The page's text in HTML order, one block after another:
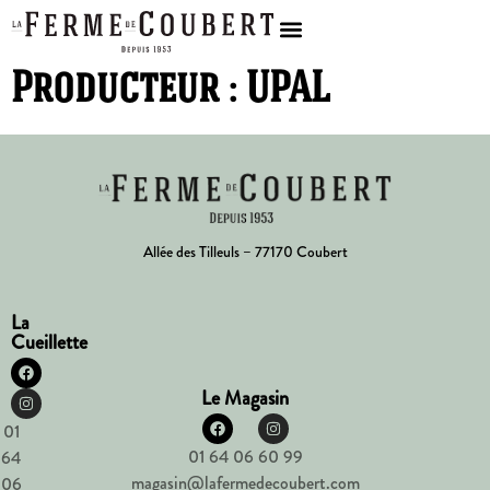
Producteur : UPAL
Allée des Tilleuls – 77170 Coubert
La
Cueillette
01
64
06
Le Magasin
01 64 06 60 99
magasin@lafermedecoubert.com